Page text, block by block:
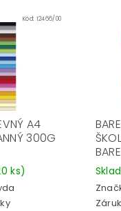
Kód: 12466/00
A4
300G
ks)